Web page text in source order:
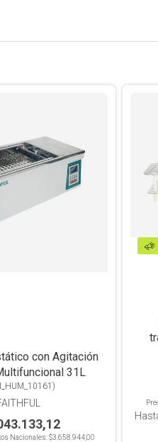
con Agitación
30 Multifuncional 31L
)
Nacionales:$3.658.944,00